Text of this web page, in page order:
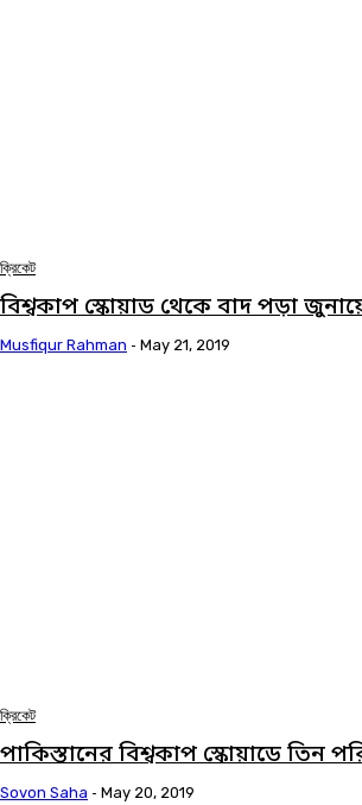
ক্রিকেট
বিশ্বকাপ স্কোয়াড থেকে বাদ পড়া
Musfiqur Rahman - May 21, 2019
ক্রিকেট
পাকিস্তানের বিশ্বকাপ স্কোয়াডে তিন
Sovon Saha - May 20, 2019